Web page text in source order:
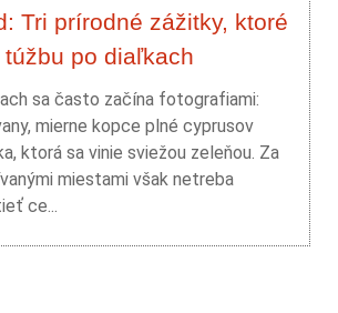
Tri prírodné zážitky, ktoré
po diaľkach
sa často začína fotografiami:
mierne kopce plné cyprusov
ktorá sa vinie sviežou zeleňou. Za
miestami však netreba
ce...